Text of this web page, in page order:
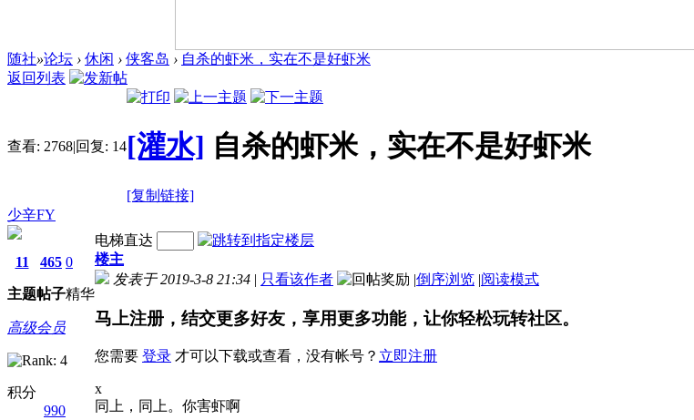
随社»论坛 › 休闲 › 侠客岛 › 自杀的虾米，实在不是好虾米
返回列表
查看: 2768|回复: 14[灌水] 自杀的虾米，实在不是好虾米
[复制链接]
少辛FY
11
主题
465
帖子
0
精华
高级会员
积分
990
电梯直达
楼主
发表于 2019-3-8 21:34 | 只看该作者 |倒序浏览 |阅读模式
马上注册，结交更多好友，享用更多功能，让你轻松玩转社区。
您需要 登录 才可以下载或查看，没有帐号？ 立即注册
x
同上，同上。你害虾啊